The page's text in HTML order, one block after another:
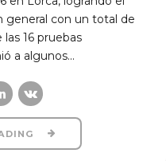
firmó una
de la Liga PBA,
en Lorca, logrando el
general con un total de
16 pruebas
a algunos...